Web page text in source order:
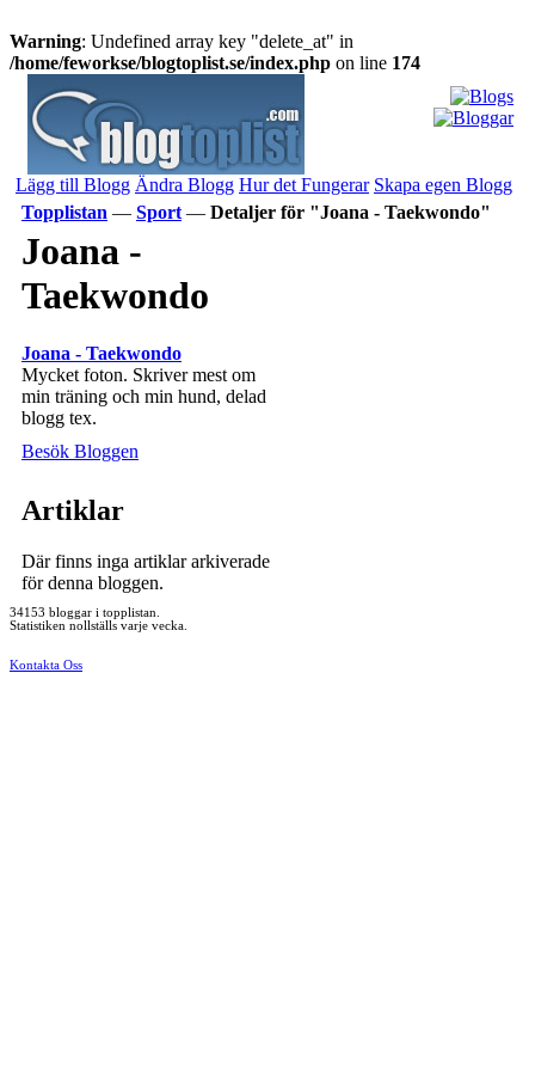
Warning: Undefined array key "delete_at" in
/home/feworkse/blogtoplist.se/index.php on line 174
Lägg till Blogg Ändra Blogg Hur det Fungerar Skapa egen Blogg
Topplistan — Sport — Detaljer för "Joana - Taekwondo"
Joana -
Taekwondo
Joana - Taekwondo
Mycket foton. Skriver mest om
min träning och min hund, delad
blogg tex.
Besök Bloggen
Artiklar
Där finns inga artiklar arkiverade
för denna bloggen.
34153 bloggar i topplistan.
Statistiken nollställs varje vecka.
Kontakta Oss